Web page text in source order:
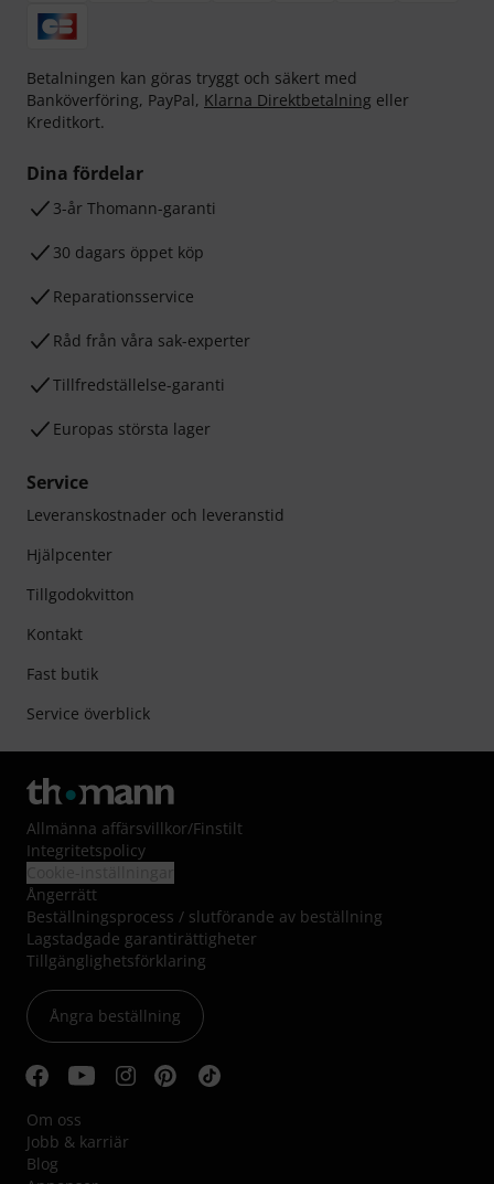
Betalningen kan göras tryggt och säkert med
Banköverföring, PayPal, Klarna Direktbetalning eller
Kreditkort.
Dina fördelar
3-år Thomann-garanti
30 dagars öppet köp
Reparationsservice
Råd från våra sak-experter
Tillfredställelse-garanti
Europas största lager
Service
Leveranskostnader och leveranstid
Hjälpcenter
Tillgodokvitton
Kontakt
Fast butik
Service överblick
Allmänna affärsvillkor/Finstilt
Integritetspolicy
Ångerrätt
Beställningsprocess / slutförande av beställning
Lagstadgade garantirättigheter
Tillgänglighetsförklaring
Ångra beställning
Om oss
Jobb & karriär
Blog